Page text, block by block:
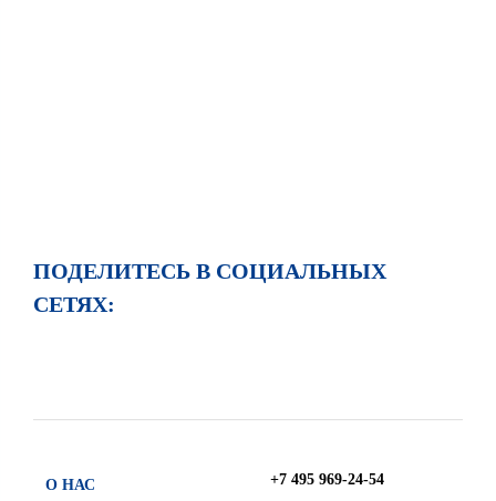
ПОДЕЛИТЕСЬ В СОЦИАЛЬНЫХ
СЕТЯХ:
О НАС
+7 495 969-24-54